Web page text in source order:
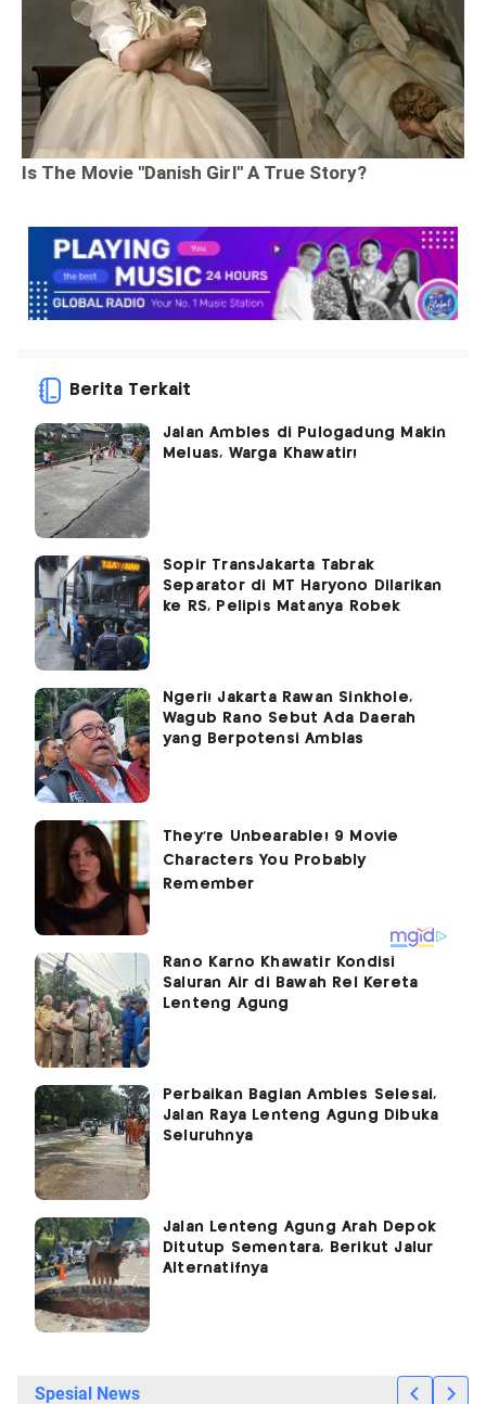
Berita Terkait
Jalan Ambles di Pulogadung Makin
Meluas, Warga Khawatir!
Sopir TransJakarta Tabrak
Separator di MT Haryono Dilarikan
ke RS, Pelipis Matanya Robek
Ngeri! Jakarta Rawan Sinkhole,
Wagub Rano Sebut Ada Daerah
yang Berpotensi Amblas
Rano Karno Khawatir Kondisi
Saluran Air di Bawah Rel Kereta
Lenteng Agung
Perbaikan Bagian Ambles Selesai,
Jalan Raya Lenteng Agung Dibuka
Seluruhnya
Jalan Lenteng Agung Arah Depok
Ditutup Sementara, Berikut Jalur
Alternatifnya